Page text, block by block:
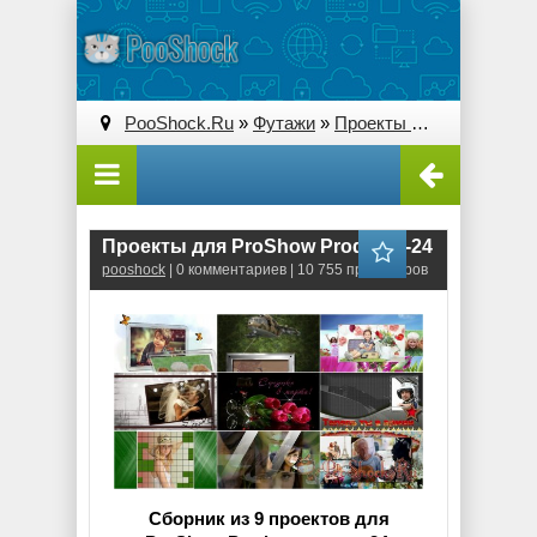
PooShock.Ru » Футажи » Проекты ProShow Producer
Проекты для ProShow Producer-24
pooshock | 0 комментариев | 10 755 просмотров
Сборник из 9 проектов для